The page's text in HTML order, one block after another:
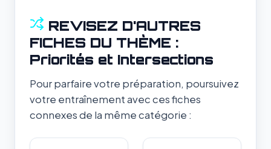
REVISEZ D'AUTRES
FICHES DU THÈME :
Priorités et Intersections
Pour parfaire votre préparation, poursuivez
votre entraînement avec ces fiches
connexes de la même catégorie :